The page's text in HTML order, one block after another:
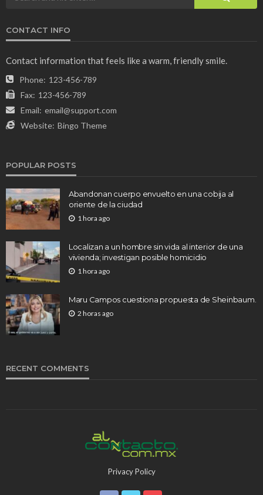
CONTACT INFO
Contact information that feels like a warm, friendly smile.
Phone: 123-456-789
Fax: 123-456-789
Email: email@support.com
Website: Bingo Theme
POPULAR POSTS
Abandonan cuerpo envuelto en una cobija al
oriente de la ciudad
1 hora ago
Localizan a un hombre sin vida al interior de una
vivienda; investigan posible homicidio
1 hora ago
Maru Campos cuestiona propuesta de Sheinbaum.
2 horas ago
RECENT COMMENTS
Privacy Policy